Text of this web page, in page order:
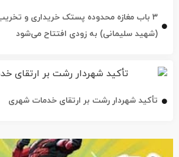
(شهید سلیمانی) به زودی افتتاح می‌شود
تأکید شهردار رشت بر ارتقای خدمات شهری